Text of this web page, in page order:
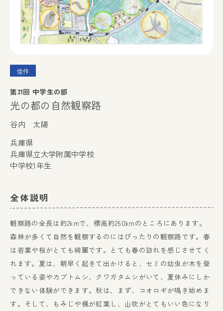
佳作
第31回 中学生の部
光の都の自然観察路
谷内 太陽
兵庫県
兵庫県立大学附属中学校
中学校1年生
全体説明
観察路の全長は約2kmで、標高約260kmのところにあります。
森林が多くて自然を観察するのにはぴったりの観察路です。春
は若葉や桜がとても綺麗です。とても春の訪れを感じさせてく
れます。夏は、朝早く起きて出かけると、セミの幼虫が木を登
っている姿やカブトムシ、クワガタムシがいて、夏休みにしか
できない体験ができます。秋は、まず、コオロギが鳴き始めま
す。そして、もみじや楓が紅葉し、山吹がとてもいい色になり